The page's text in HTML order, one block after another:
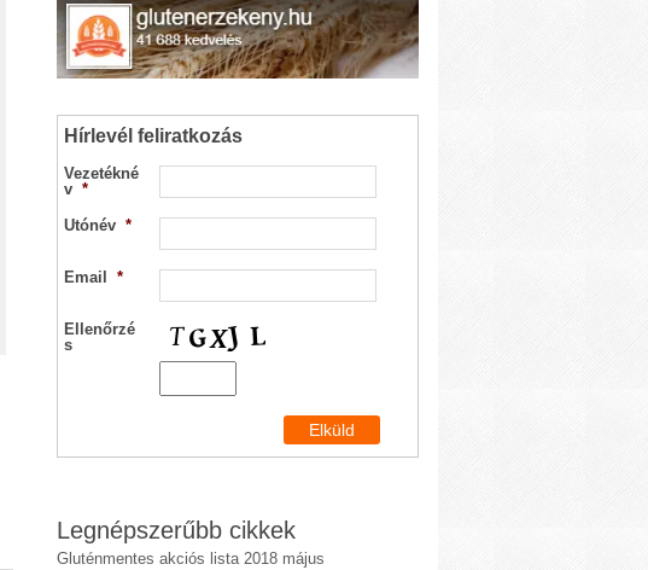
Hírlevél feliratkozás
Vezetékné
v *
Utónév *
Email *
Ellenőrzé
s
Legnépszerűbb cikkek
Gluténmentes akciós lista 2018 május